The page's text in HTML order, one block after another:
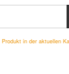
in der aktuellen